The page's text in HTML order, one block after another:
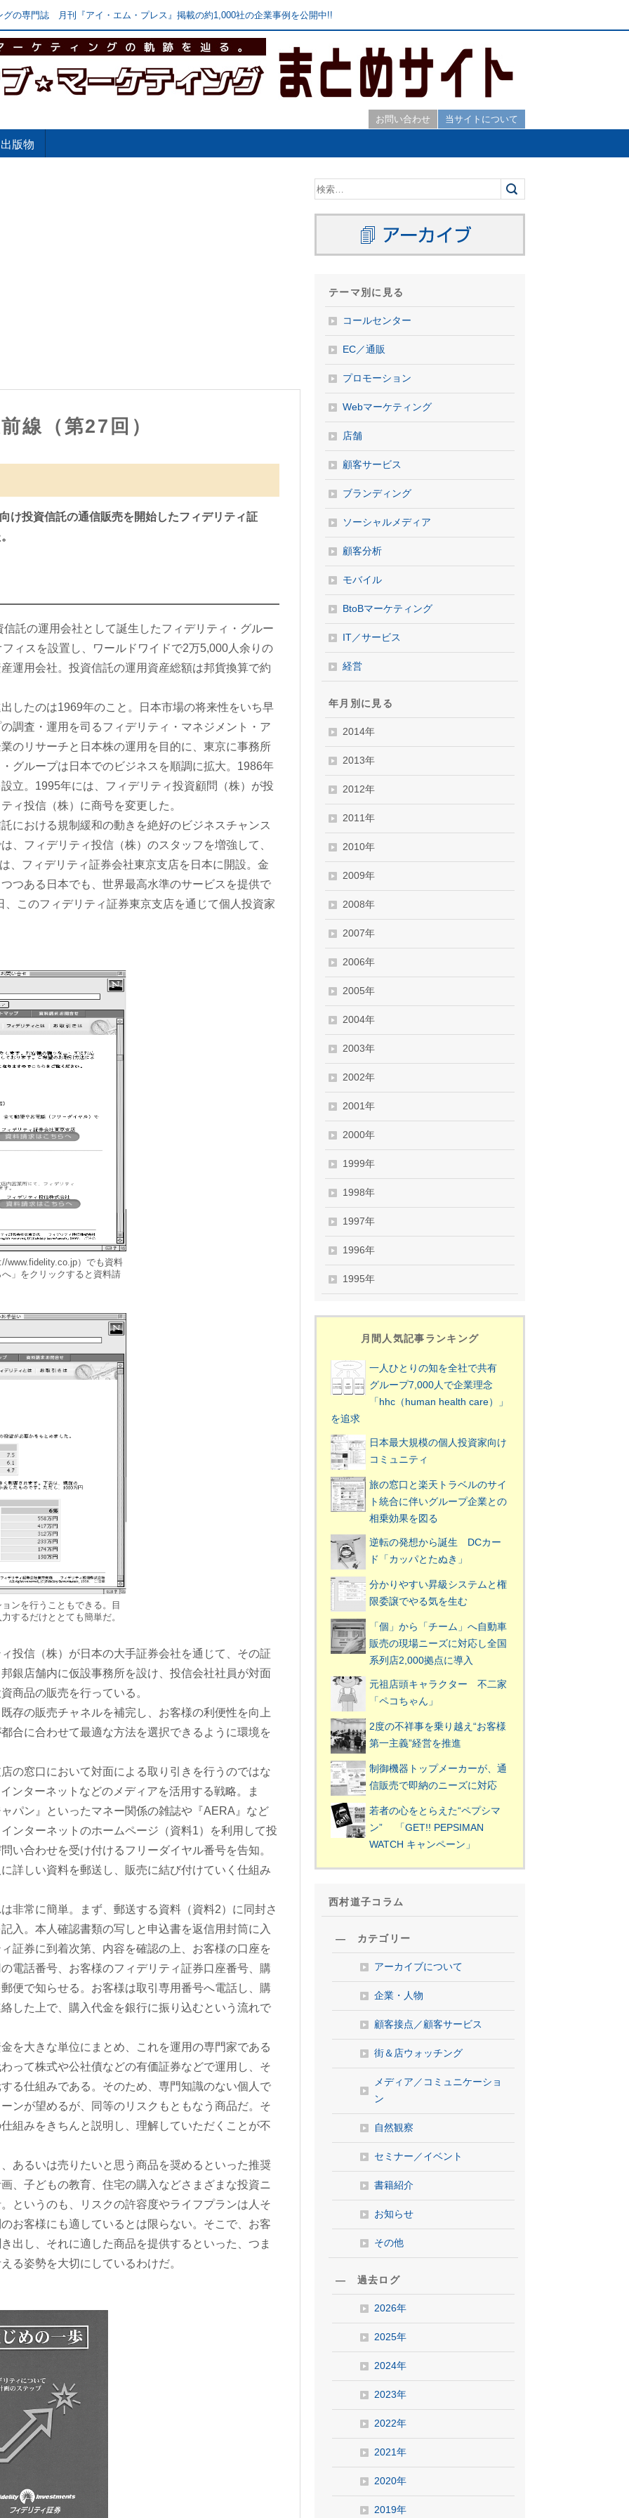
グの専門誌 月刊『アイ・エム・プレス』掲載の約1,000社の企業事例を公開中!!
お問い合わせ 当サイトについて
出版物
線（第27回）
け投資信託の通信販売を開始したフィデリティ証
託の運用会社として誕生したフィデリティ・グルー
ィスを設置し、ワールドワイドで2万5,000人余りの
運用会社。投資信託の運用資産総額は邦貨換算で約
たのは1969年のこと。日本市場の将来性をいち早
調査・運用を司るフィデリティ・マネジメント・ア
のリサーチと日本株の運用を目的に、東京に事務所
グループは日本でのビジネスを順調に拡大。1986年
立。1995年には、フィデリティ投資顧問（株）が投
ィ投信（株）に商号を変更した。
おける規制緩和の動きを絶好のビジネスチャンス
、フィデリティ投信（株）のスタッフを増強して、
、フィデリティ証券会社東京支店を日本に開設。金
つある日本でも、世界最高水準のサービスを提供で
このフィデリティ証券東京支店を通じて個人投資家
www.fidelity.co.jp）でも資料
」をクリックすると資料請
ンを行うこともできる。目
するだけととても簡単だ。
信（株）が日本の大手証券会社を通じて、その証
銀店舗内に仮設事務所を設け、投信会社社員が対面
商品の販売を行っている。
の販売チャネルを補完し、お客様の利便性を向上
合に合わせて最適な方法を選択できるように環境を
窓口において対面による取り引きを行うのではな
ンターネットなどのメディアを活用する戦略。ま
パン』といったマネー関係の雑誌や『AERA』など
ンターネットのホームページ（資料1）を利用して投
い合わせを受け付けるフリーダイヤル番号を告知。
詳しい資料を郵送し、販売に結び付けていく仕組み
常に簡単。まず、郵送する資料（資料2）に同封さ
入。本人確認書類の写しと申込書を返信用封筒に入
証券に到着次第、内容を確認の上、お客様の口座を
電話番号、お客様のフィデリティ証券口座番号、購
便で知らせる。お客様は取引専用番号へ電話し、購
した上で、購入代金を銀行に振り込むという流れで
大きな単位にまとめ、これを運用の専門家である
って株式や公社債などの有価証券などで運用し、そ
る仕組みである。そのため、専門知識のない個人で
ンが望めるが、同等のリスクもともなう商品だ。そ
組みをきちんと説明し、理解していただくことが不
るいは売りたいと思う商品を奨めるといった推奨
、子どもの教育、住宅の購入などさまざまな投資ニ
というのも、リスクの許容度やライフプランは人そ
お客様にも適しているとは限らない。そこで、お客
出し、それに適した商品を提供するといった、つま
る姿勢を大切にしているわけだ。
テーマ別に見る
コールセンター
EC／通販
プロモーション
Webマーケティング
店舗
顧客サービス
ブランディング
ソーシャルメディア
顧客分析
モバイル
BtoBマーケティング
IT／サービス
経営
年月別に見る
2014年
2013年
2012年
2011年
2010年
2009年
2008年
2007年
2006年
2005年
2004年
2003年
2002年
2001年
2000年
1999年
1998年
1997年
1996年
1995年
月間人気記事ランキング
一人ひとりの知を全社で共有
グループ7,000人で企業理念
「hhc（human health care）」
を追求
日本最大規模の個人投資家向け
コミュニティ
旅の窓口と楽天トラベルのサイ
ト統合に伴いグループ企業との
相乗効果を図る
逆転の発想から誕生 DCカー
ド「カッパとたぬき」
分かりやすい昇級システムと権
限委譲でやる気を生む
「個」から「チーム」へ自動車
販売の現場ニーズに対応し全国
系列店2,000拠点に導入
元祖店頭キャラクター 不二家
「ペコちゃん」
2度の不祥事を乗り越え“お客様
第一主義”経営を推進
制御機器トップメーカーが、通
信販売で即納のニーズに対応
若者の心をとらえた“ペプシマ
ン” 「GET!! PEPSIMAN
WATCH キャンペーン」
西村道子コラム
― カテゴリー
アーカイブについて
企業・人物
顧客接点／顧客サービス
街＆店ウォッチング
メディア／コミュニケーショ
ン
自然観察
セミナー／イベント
書籍紹介
お知らせ
その他
― 過去ログ
2026年
2025年
2024年
2023年
2022年
2021年
2020年
2019年